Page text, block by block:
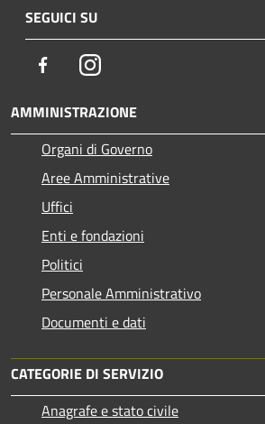
SEGUICI SU
FacebookInstagram
AMMINISTRAZIONE
Organi di Governo
Aree Amministrative
Uffici
Enti e fondazioni
Politici
Personale Amministrativo
Documenti e dati
CATEGORIE DI SERVIZIO
Anagrafe e stato civile